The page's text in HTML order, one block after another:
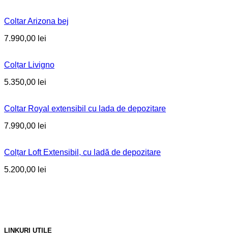
Coltar Arizona bej
7.990,00 lei
Colțar Livigno
5.350,00 lei
Coltar Royal extensibil cu lada de depozitare
7.990,00 lei
Colțar Loft Extensibil, cu ladă de depozitare
5.200,00 lei
LINKURI UTILE